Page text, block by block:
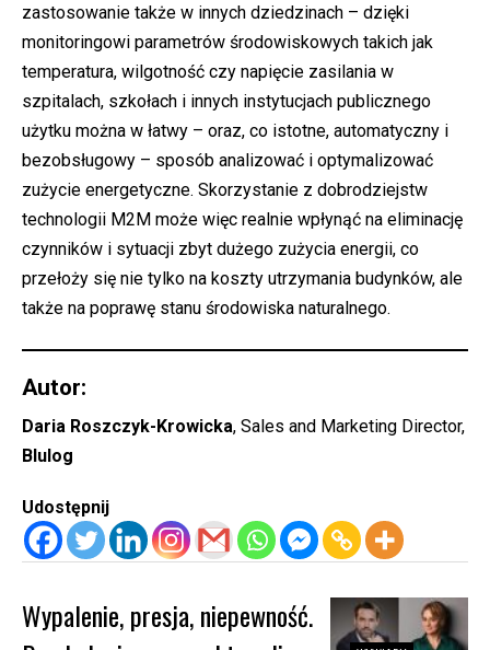
zastosowanie także w innych dziedzinach – dzięki
monitoringowi parametrów środowiskowych takich jak
temperatura, wilgotność czy napięcie zasilania w
szpitalach, szkołach i innych instytucjach publicznego
użytku można w łatwy – oraz, co istotne, automatyczny i
bezobsługowy – sposób analizować i optymalizować
zużycie energetyczne. Skorzystanie z dobrodziejstw
technologii M2M może więc realnie wpłynąć na eliminację
czynników i sytuacji zbyt dużego zużycia energii, co
przełoży się nie tylko na koszty utrzymania budynków, ale
także na poprawę stanu środowiska naturalnego.
Autor:
Daria Roszczyk-Krowicka, Sales and Marketing Director,
Blulog
Udostępnij
Wypalenie, presja, niepewność.